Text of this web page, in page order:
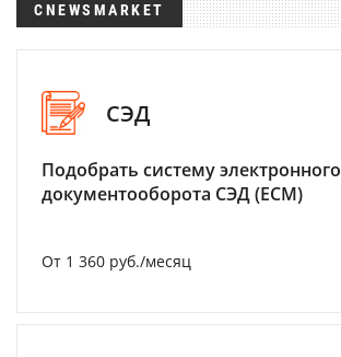
CNEWSMARKET
СЭД
Подобрать систему электронного
документооборота СЭД (ECM)
От 1 360 руб./месяц